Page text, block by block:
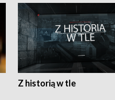
Z historią w tle